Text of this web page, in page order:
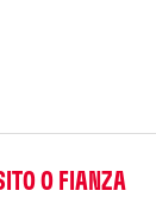
O FIANZA